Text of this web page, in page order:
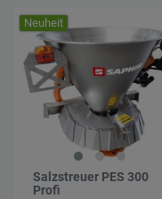
Neuheit
Salzstreuer PES 300
Profi